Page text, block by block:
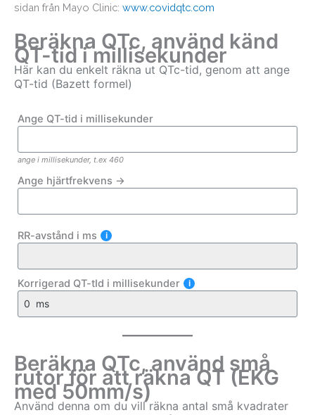
sidan från Mayo Clinic: www.covidqtc.com
Beräkna QTc, använd känd
QT-tid i millisekunder
Här kan du enkelt räkna ut QTc-tid, genom att ange
QT-tid (Bazett formel)
Ange QT-tid i millisekunder
ange i millisekunder, t.ex 460
Ange hjärtfrekvens ->
RR-avstånd i ms
Korrigerad QT-tId i millisekunder
Beräkna QTc, använd små
rutor för att räkna QT (EKG
med 50mm/s)
Använd denna om du vill räkna antal små kvadrater